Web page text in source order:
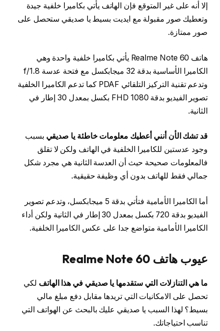
إلا أنه على غير المتوقع فإن الهاتف يأتي بكاميرا خلفية جيدة
وتعطيك صور مقبولة مع ايديت بسيط يا صديقي ستحصل على
صور ممتازة.
هاتف Realme Note 60 يأتي بكاميرا خلفية واحدة وهي
الكاميرا الأساسية بدقة 32 ميجابكسل مع فتحة عدسة f/1.8
وتدعم تقنية التركيز التلقائي PDAF كما تدعم الكاميرا الخلفية
تصوير الفيديو بدقة FHD 1080 بكسل بمعدل 30 إطار في
الثانية.
قد تشك الأن أنني أعطيك معلومات خاطئة يا صديقي بسبب
وجود عدستين للكاميرا الخلفية في الهاتف ولكن لا تقلق
فالمعلومات صحيحة حيث أن العدسة الثانية هي مجرد شكل
جمالي فقط للهاتف بدون أي وظيفة حقيقية.
أما الكاميرا الأمامية فتأتي بدقة 5 ميجابكسل، وتدعم تصوير
الفيديو بدقة 720 بكسل بمعدل 30 إطار في الثانية ولكن أداء
الكاميرا الأمامية متواضع جدا على عكس الكاميرا الخلفية.
عيوب هاتف Realme Note 60
ما هي التنازلات التي ستقدمها يا صديقي في هذا الهاتف لكي
تحصل على الامكانيات التي تريدها مقابل دفع مبلغ مالي
بسيط؟ لهذا السبب يا صديقي عليك بالبحث عن الهواتف التي
تناسب احتياجاتك.